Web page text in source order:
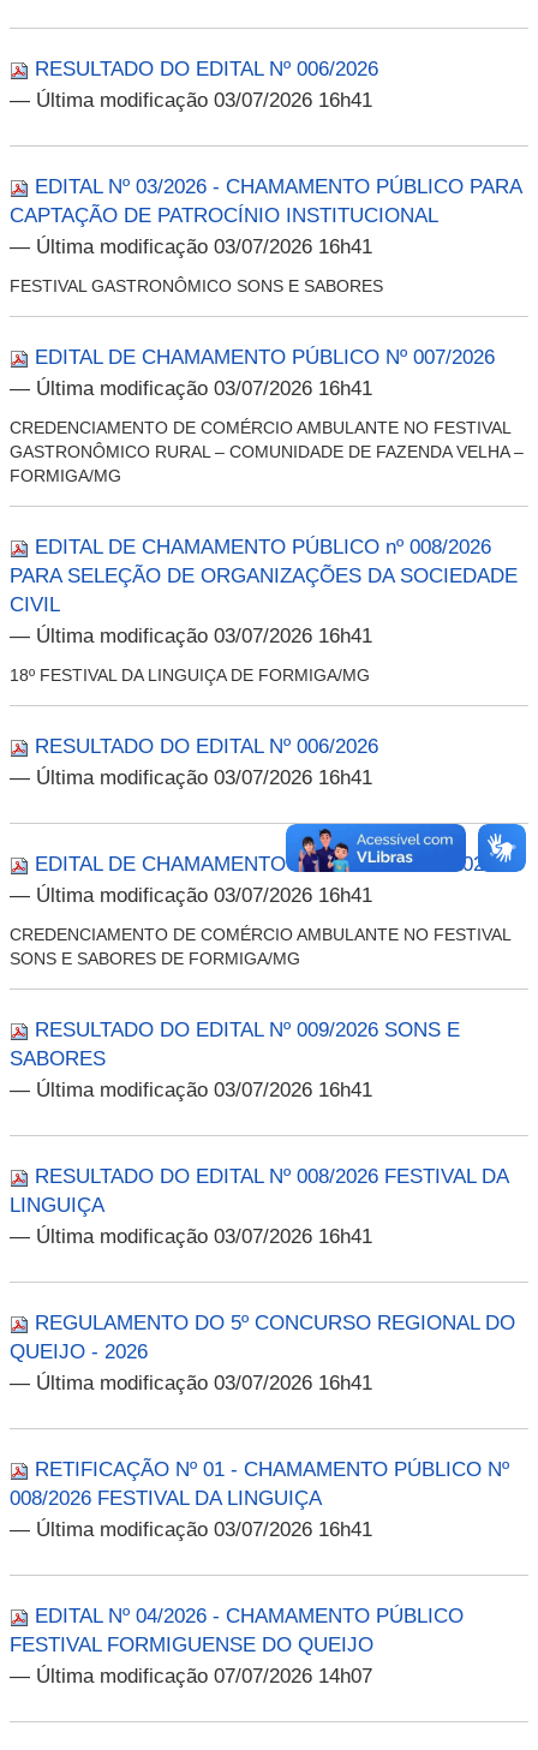
RESULTADO DO EDITAL Nº 006/2026
— Última modificação 03/07/2026 16h41
EDITAL Nº 03/2026 - CHAMAMENTO PÚBLICO PARA
CAPTAÇÃO DE PATROCÍNIO INSTITUCIONAL
— Última modificação 03/07/2026 16h41
FESTIVAL GASTRONÔMICO SONS E SABORES
EDITAL DE CHAMAMENTO PÚBLICO Nº 007/2026
— Última modificação 03/07/2026 16h41
CREDENCIAMENTO DE COMÉRCIO AMBULANTE NO FESTIVAL
GASTRONÔMICO RURAL – COMUNIDADE DE FAZENDA VELHA –
FORMIGA/MG
EDITAL DE CHAMAMENTO PÚBLICO nº 008/2026
PARA SELEÇÃO DE ORGANIZAÇÕES DA SOCIEDADE
CIVIL
— Última modificação 03/07/2026 16h41
18º FESTIVAL DA LINGUIÇA DE FORMIGA/MG
RESULTADO DO EDITAL Nº 006/2026
— Última modificação 03/07/2026 16h41
EDITAL DE CHAMAMENTO PÚBLICO Nº 009/2026
— Última modificação 03/07/2026 16h41
CREDENCIAMENTO DE COMÉRCIO AMBULANTE NO FESTIVAL
SONS E SABORES DE FORMIGA/MG
RESULTADO DO EDITAL Nº 009/2026 SONS E
SABORES
— Última modificação 03/07/2026 16h41
RESULTADO DO EDITAL Nº 008/2026 FESTIVAL DA
LINGUIÇA
— Última modificação 03/07/2026 16h41
REGULAMENTO DO 5º CONCURSO REGIONAL DO
QUEIJO - 2026
— Última modificação 03/07/2026 16h41
RETIFICAÇÃO Nº 01 - CHAMAMENTO PÚBLICO Nº
008/2026 FESTIVAL DA LINGUIÇA
— Última modificação 03/07/2026 16h41
EDITAL Nº 04/2026 - CHAMAMENTO PÚBLICO
FESTIVAL FORMIGUENSE DO QUEIJO
— Última modificação 07/07/2026 14h07